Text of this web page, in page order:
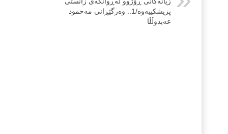
پزیشکییەوە/1.. وەرگێڕانی مەحمود
عەبدوڵڵا